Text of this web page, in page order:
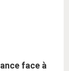
face à